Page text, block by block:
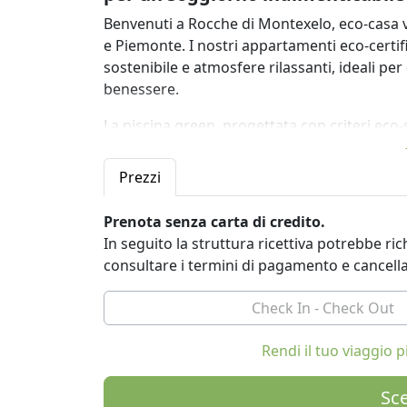
Benvenuti a Rocche di Montexelo, eco-
e Piemonte. I nostri appartamenti eco-
sostenibile e atmosfere rilassanti, ideali
benessere.
La piscina green, progettata con criteri
una vasca apposita, trattata naturalmente
il sole o gustare drink ammirando le colline
day use con opzioni anche fino a
turco aromatico, idromassaggio con
corpo e mente dopo escursioni tra borghi
La struttura dispone di parcheggio
principali attrazioni locali: castelli
enogastronomici con degustazioni di vini
Ideale per coppie, famiglie o gruppi,
friendly in un’esperienza autentica e
Prezzi
Prenota senza carta di credito.
In seguito la struttura ricettiva potrebbe
consultare i termini di pagamento e
Rendi il tuo viaggio